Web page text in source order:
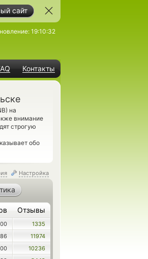
сайт
Контакты
19:10:32
на
внимание
строгую
обо
Настройка
Отзывы
1335
11974
10236